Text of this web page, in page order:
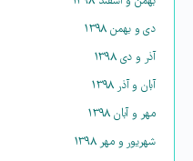
دی و بهمن ۱۳۹۸
آذر و دی ۱۳۹۸
آبان و آذر ۱۳۹۸
مهر و آبان ۱۳۹۸
شهریور و مهر ۱۳۹۸